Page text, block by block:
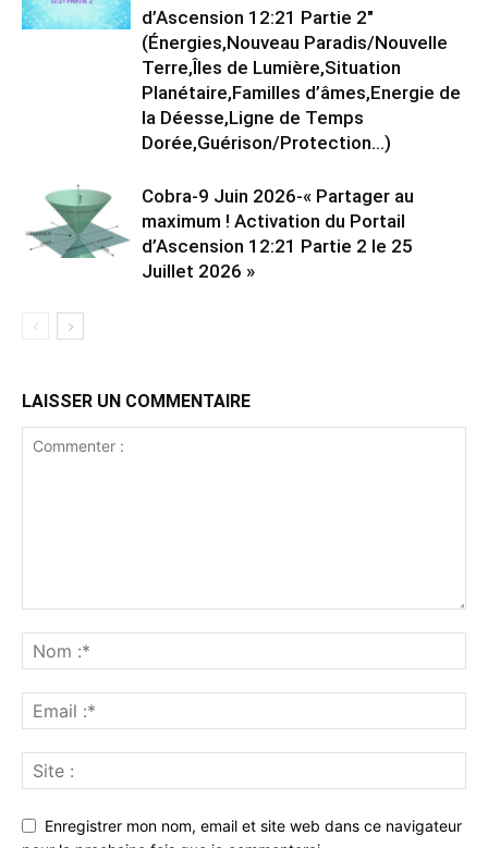
d’Ascension 12:21 Partie 2″
(Énergies,Nouveau Paradis/Nouvelle
Terre,Îles de Lumière,Situation
Planétaire,Familles d’âmes,Energie de
la Déesse,Ligne de Temps
Dorée,Guérison/Protection…)
Cobra-9 Juin 2026-« Partager au
maximum ! Activation du Portail
d’Ascension 12:21 Partie 2 le 25
Juillet 2026 »
LAISSER UN COMMENTAIRE
Enregistrer mon nom, email et site web dans ce navigateur